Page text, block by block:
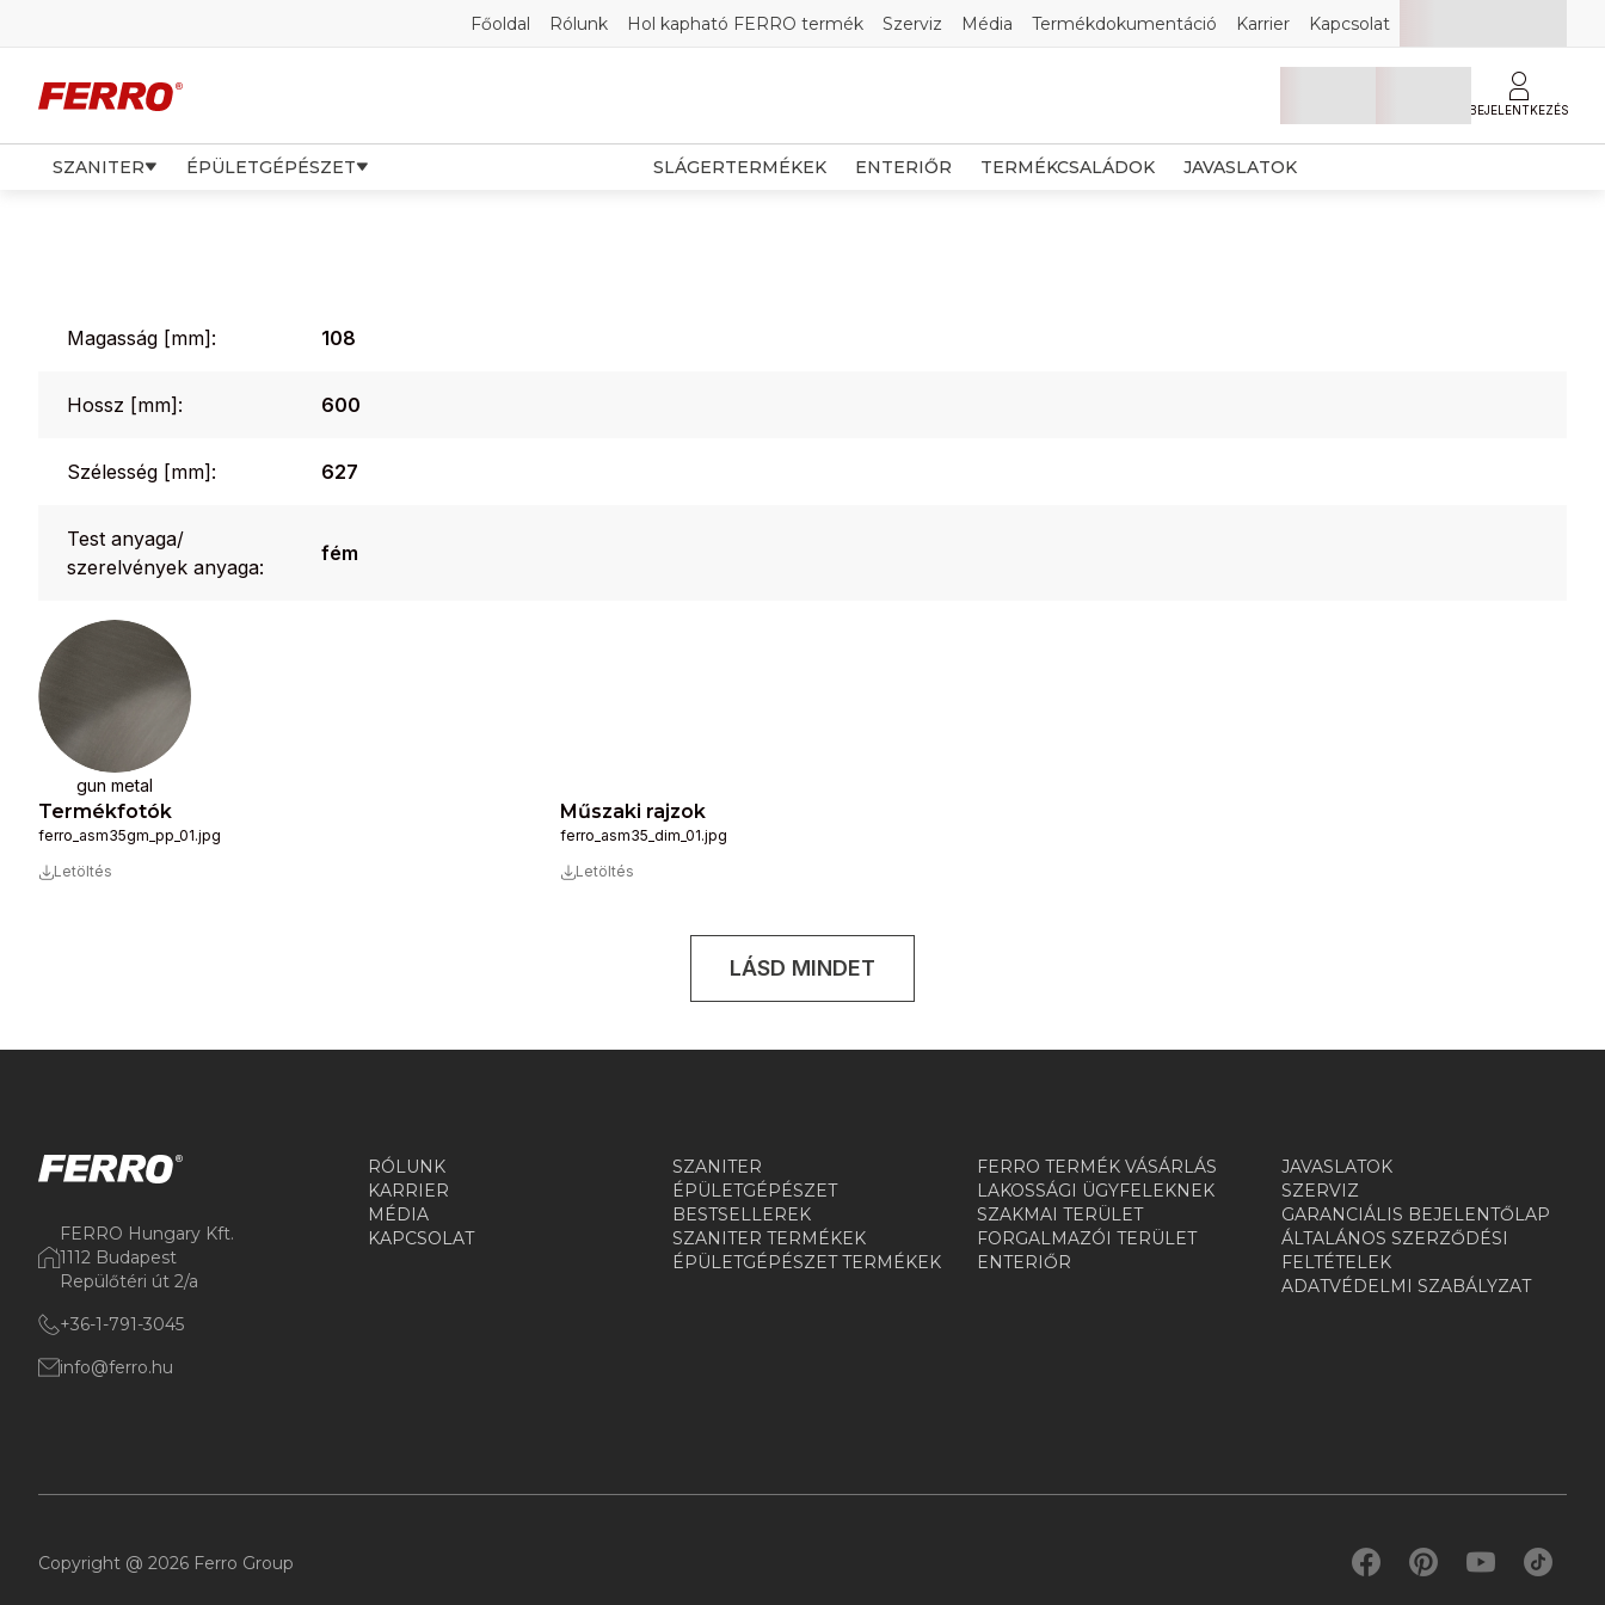
Főoldal Rólunk Hol kapható FERRO termék Szerviz Média Termékdokumentáció Karrier Kapcsolat
BEJELENTKEZÉS
SZANITER ÉPÜLETGÉPÉSZET SLÁGERTERMÉKEK ENTERIŐR TERMÉKCSALÁDOK JAVASLATOK
Magasság [mm]: 108
Hossz [mm]: 600
Szélesség [mm]: 627
Test anyaga/
szerelvények anyaga:
fém
gun metal
Termékfotók
ferro_asm35gm_pp_01.jpg
Letöltés
Műszaki rajzok
ferro_asm35_dim_01.jpg
Letöltés
LÁSD MINDET
FERRO Hungary Kft.
1112 Budapest
Repülőtéri út 2/a
+36-1-791-3045
info@ferro.hu
RÓLUNK
KARRIER
MÉDIA
KAPCSOLAT
SZANITER
ÉPÜLETGÉPÉSZET
BESTSELLEREK
SZANITER TERMÉKEK
ÉPÜLETGÉPÉSZET TERMÉKEK
FERRO TERMÉK VÁSÁRLÁS
LAKOSSÁGI ÜGYFELEKNEK
SZAKMAI TERÜLET
FORGALMAZÓI TERÜLET
ENTERIŐR
JAVASLATOK
SZERVIZ
GARANCIÁLIS BEJELENTŐLAP
ÁLTALÁNOS SZERZŐDÉSI
FELTÉTELEK
ADATVÉDELMI SZABÁLYZAT
Copyright @ 2026 Ferro Group